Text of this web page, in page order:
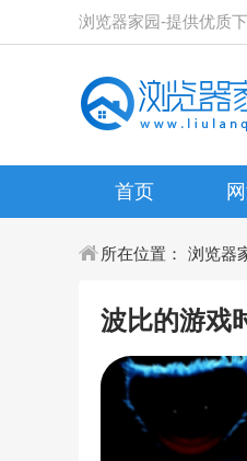
浏览器家园-提供优质
首页
所在位置： 浏览器
波比的游戏